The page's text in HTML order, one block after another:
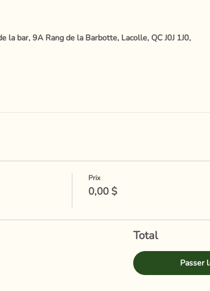
la bar, 9A Rang de la Barbotte, Lacolle, QC J0J 1J0,
Prix
0,00 $
Total
Passer